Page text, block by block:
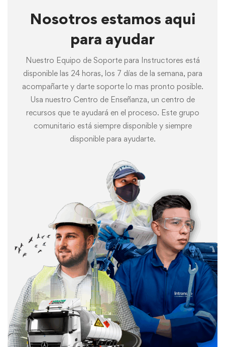
Nosotros estamos aqui
para ayudar
Nuestro Equipo de Soporte para Instructores está
disponible las 24 horas, los 7 días de la semana, para
acompañarte y darte soporte lo mas pronto posible.
Usa nuestro Centro de Enseñanza, un centro de
recursos que te ayudará en el proceso. Este grupo
comunitario está siempre disponible y siempre
disponible para ayudarte.